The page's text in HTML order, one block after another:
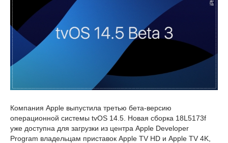
Компания Apple выпустила третью бета-версию
операционной системы tvOS 14.5. Новая сборка 18L5173f
уже доступна для загрузки из центра Apple Developer
Program владельцам приставок Apple TV HD и Apple TV 4K,